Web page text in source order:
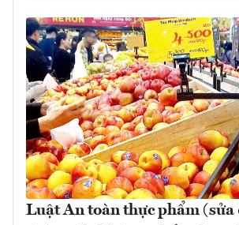
Luật An toàn thực phẩm